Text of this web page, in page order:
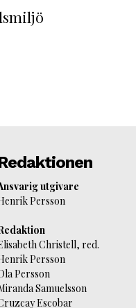
utgivare
Persson
Christell, red.
Persson
Persson
Samuelsson
Escobar